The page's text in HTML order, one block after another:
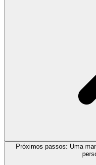
Próximos passos: Uma